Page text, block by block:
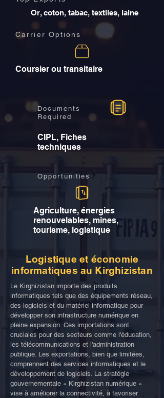
Or, coton, tabac, textiles, laine
Carrier Options
Coursier ou transitaire
Documents
Required
CIPL, Fiches
techniques
Opportunities
Agriculture, énergies
renouvelables, mines,
tourisme, logistique
Logistique et économie
informatiques au Kirghizistan
Le Kirghizistan importe des produits
informatiques tels que des équipements réseau,
des logiciels et du matériel informatique pour
développer son infrastructure numérique en
pleine expansion. Ces importations sont
cruciales pour des secteurs comme l'éducation,
les télécommunications et l'administration
publique. Les exportations, bien que limitées,
comprennent des services informatiques et le
développement de logiciels. La stratégie
gouvernementale « Kirghizistan numérique »
vise à améliorer la connectivité, à favoriser